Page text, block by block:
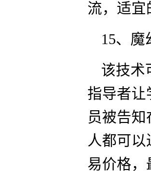
流，适宜
15、魔
该技术
指导者让
员被告
人都可
易价格，